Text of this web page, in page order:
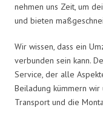
nehmen uns Zeit, um
und bieten
Wir wissen, dass ein
verbunden sein kann.
Service, der alle
Beiladung kümmern wir
Transport und die